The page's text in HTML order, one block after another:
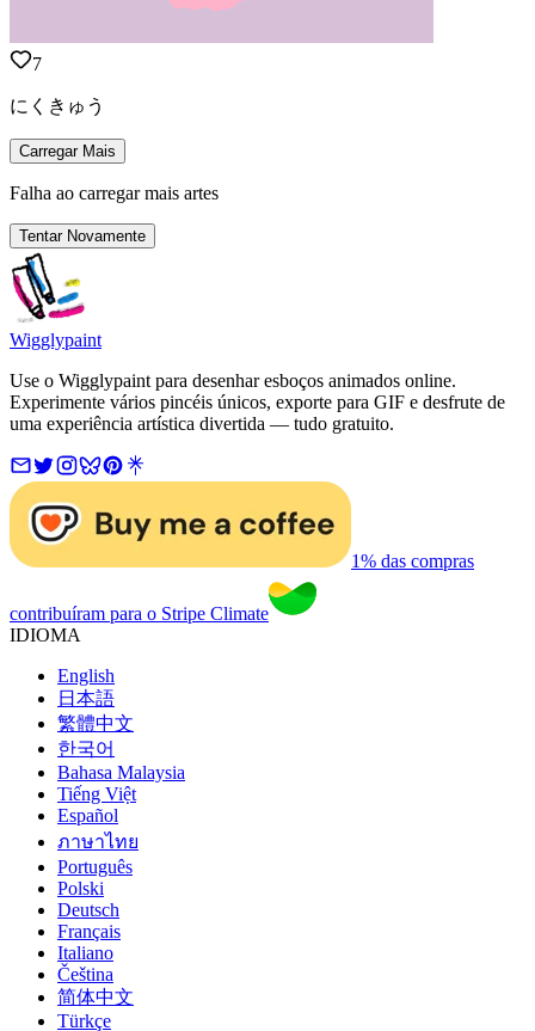
7
にくきゅう
Carregar Mais
Falha ao carregar mais artes
Tentar Novamente
Wigglypaint
Use o Wigglypaint para desenhar esboços animados online.
Experimente vários pincéis únicos, exporte para GIF e desfrute de
uma experiência artística divertida — tudo gratuito.
1% das compras
contribuíram para o Stripe Climate
IDIOMA
English
日本語
繁體中文
한국어
Bahasa Malaysia
Tiếng Việt
Español
ภาษาไทย
Português
Polski
Deutsch
Français
Italiano
Čeština
简体中文
Türkçe